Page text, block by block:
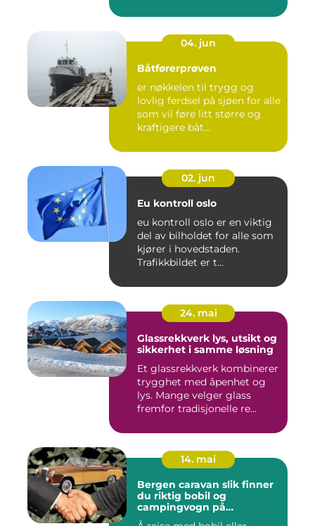
04. jun
Båtførerprøven
er nøkkelen til trygg og
lovlig ferdsel på sjøen for alle
som vil føre litt større og
kraftigere båt...
02. jun
Eu kontroll oslo
eu kontroll oslo er en viktig
del av bilholdet for alle som
kjører i hovedstaden.
Trafikkbildet er t...
24. mai
Glassrekkverk lys, utsikt og
sikkerhet i samme løsning
Et glassrekkverk kombinerer
trygghet med åpenhet og
lys. Mange velger glass
fremfor tradisjonelle re...
14. mai
Bergen caravan slik finner
du riktig bobil og
campingvogn på
vestlandet